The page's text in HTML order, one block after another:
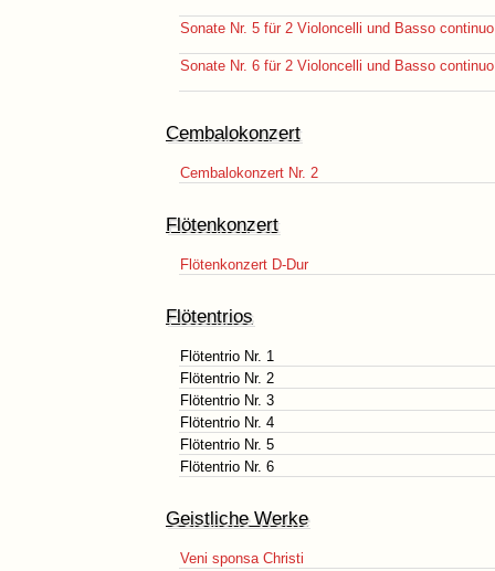
Sonate Nr. 5 für 2 Violoncelli und Basso continuo
Sonate Nr. 6 für 2 Violoncelli und Basso continuo
Cembalokonzert
Cembalokonzert Nr. 2
Flötenkonzert
Flötenkonzert D-Dur
Flötentrios
Flötentrio Nr. 1
Flötentrio Nr. 2
Flötentrio Nr. 3
Flötentrio Nr. 4
Flötentrio Nr. 5
Flötentrio Nr. 6
Geistliche Werke
Veni sponsa Christi